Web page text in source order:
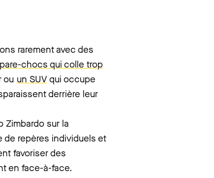
rarement avec des
chocs qui colle trop
ou un SUV qui occupe
derrière leur
Zimbardo sur la
de repères individuels et
favoriser des
en face-à-face.